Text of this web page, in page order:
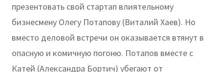
презентовать свой стартап влиятельному
бизнесмену Олегу Потапову (Виталий Хаев). Но
вместо деловой встречи он оказывается втянут в
опасную и комичную погоню. Потапов вместе с
Катей (Александра Бортич) убегают от